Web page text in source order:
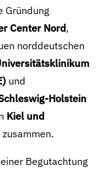
Gründung
Center Nord,
norddeutschen
und
Holstein
Kiel und
Begutachtung